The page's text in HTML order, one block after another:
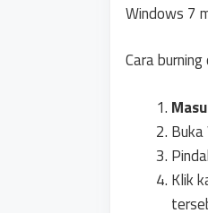
Windows 7
Cara
Klik